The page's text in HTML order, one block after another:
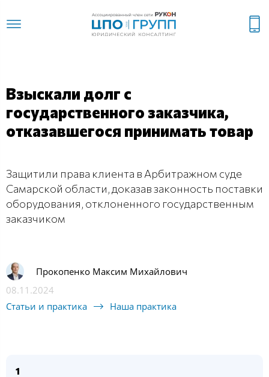
Взыскали долг с
государственного заказчика,
отказавшегося принимать товар
Защитили права клиента в Арбитражном суде
Самарской области, доказав законность поставки
оборудования, отклоненного государственным
заказчиком
Прокопенко Максим Михайлович
08.11.2024
Статьи и практика
Наша практика
1